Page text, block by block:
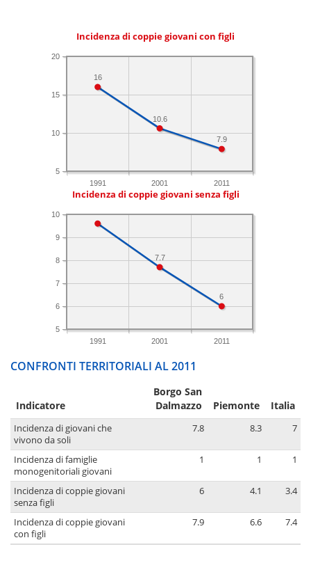
Incidenza di coppie giovani con figli
1991 2001 2011
5
10
15
20
7.9
10.6
16
Incidenza di coppie giovani senza figli
1991 2001 2011
5
6
7
8
9
10
6
7.7
CONFRONTI TERRITORIALI AL 2011
Indicatore
Borgo San
Dalmazzo
Piemonte Italia
Incidenza di giovani che
vivono da soli
7.8 8.3 7
Incidenza di famiglie
monogenitoriali giovani
1 1 1
Incidenza di coppie giovani
senza figli
6 4.1 3.4
Incidenza di coppie giovani
con figli
7.9 6.6 7.4